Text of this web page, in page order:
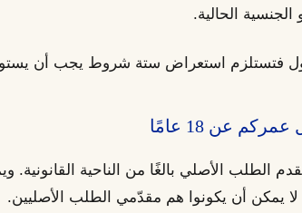
الجنسية الحالية.
فتستلزم استعراض ستة شروط يجب أن
الطلب الأصلي بالغًا من الناحية القانونية.
يمكن أن يكونوا هم مقدّمي الطلب الأصليين.